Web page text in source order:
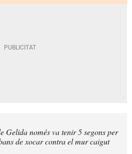
Gelida només va tenir 5 segons per
de xocar contra el mur caigut